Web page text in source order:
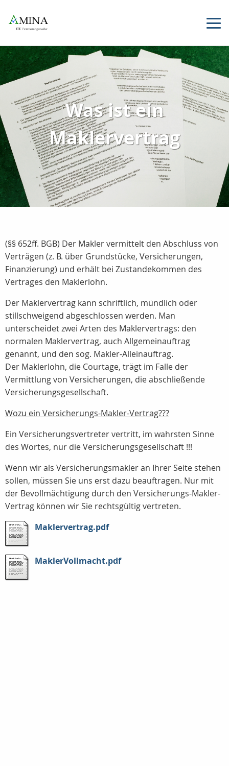
Was ist ein
Maklervertrag
(§§ 652ff. BGB) Der Makler vermittelt den Abschluss von
Verträgen (z. B. über Grundstücke, Versicherungen,
Finanzierung) und erhält bei Zustandekommen des
Vertrages den Maklerlohn.
Der Maklervertrag kann schriftlich, mündlich oder
stillschweigend abgeschlossen werden. Man
unterscheidet zwei Arten des Maklervertrags: den
normalen Maklervertrag, auch Allgemeinauftrag
genannt, und den sog. Makler-Alleinauftrag.
Der Maklerlohn, die Courtage, trägt im Falle der
Vermittlung von Versicherungen, die abschließende
Versicherungsgesellschaft.
Wozu ein Versicherungs-Makler-Vertrag???
Ein Versicherungsvertreter vertritt, im wahrsten Sinne
des Wortes, nur die Versicherungsgesellschaft !!!
Wenn wir als Versicherungsmakler an Ihrer Seite stehen
sollen, müssen Sie uns erst dazu beauftragen. Nur mit
der Bevollmächtigung durch den Versicherungs-Makler-
Vertrag können wir Sie rechtsgültig vertreten.
Maklervertrag.pdf
MaklerVollmacht.pdf